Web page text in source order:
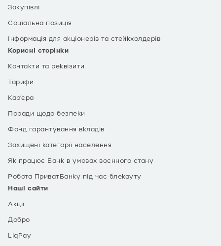
Закупівлі
Соціальна позиція
Інформація для акціонерів та стейкхолдерів
Корисні сторінки
Контакти та реквізити
Тарифи
Кар’єра
Поради щодо безпеки
Фонд гарантування вкладів
Захищені категорії населення
Як працює Банк в умовах воєнного стану
Робота ПриватБанку під час блекауту
Наші сайти
Акції
Добро
LiqPay